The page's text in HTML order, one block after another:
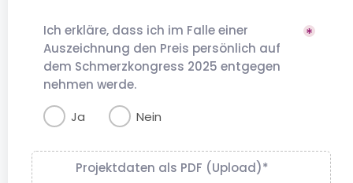
Ich erkläre, dass ich im Falle einer
Auszeichnung den Preis persönlich auf
dem Schmerzkongress 2025 entgegen
nehmen werde.
Ja
Nein
Projektdaten als PDF (Upload)*